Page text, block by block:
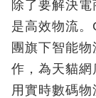
除了要解決
是高效物流
團旗下智能
作，為天貓網
用實時數碼